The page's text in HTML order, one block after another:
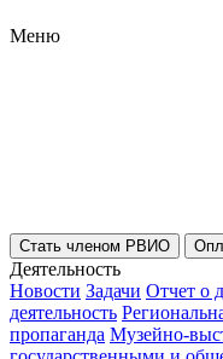
Меню
Стать членом РВИО
Деятельность
Новости Задачи Отчет о
деятельность
пропаганда Музейно-